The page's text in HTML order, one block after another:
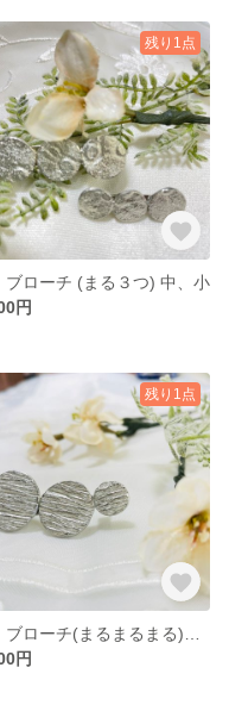
残り1点
ローチ (まる３つ) 中、小
円
残り1点
円